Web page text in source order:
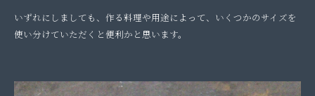
いずれにしましても、作る料理や用途によって、いくつかのサイズを
使い分けていただくと便利かと思います。